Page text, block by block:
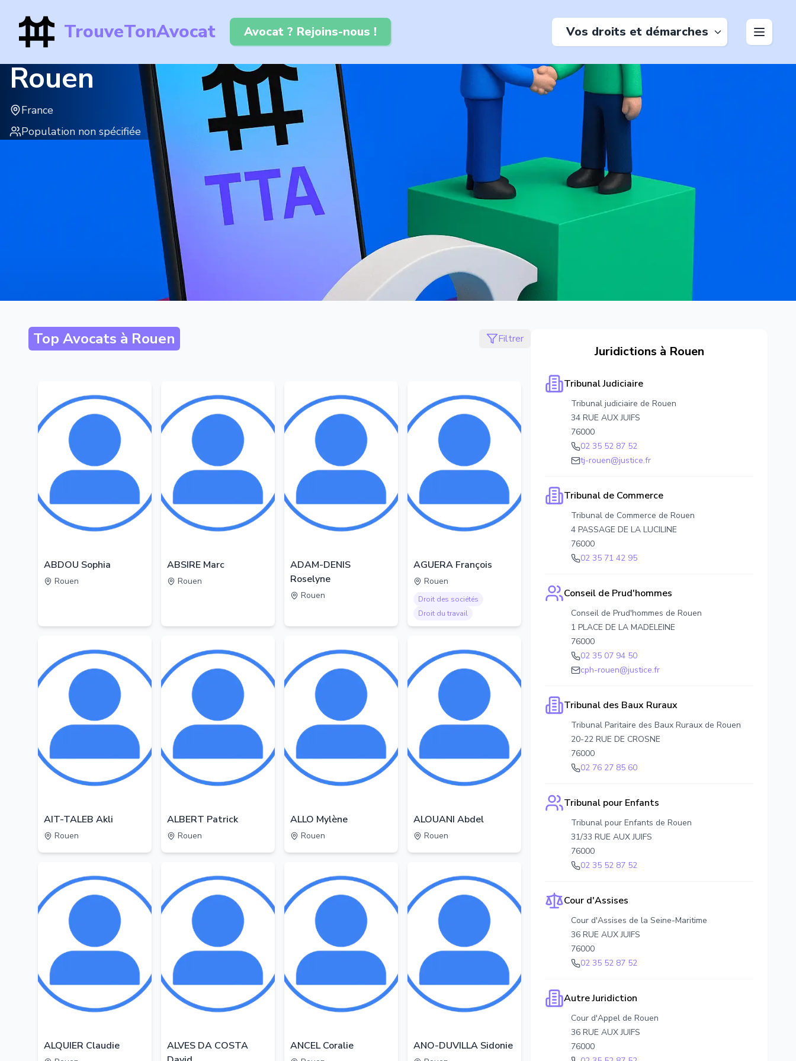
TrouveTonAvocat Avocat ? Rejoins-nous ! Vos droits et démarches
Rouen
France
Population non spécifiée
Top Avocats à Rouen Filtrer
ABDOU Sophia
Rouen
ABSIRE Marc
Rouen
ADAM-DENIS
Roselyne
Rouen
AGUERA François
Rouen
Droit des sociétés
Droit du travail
AIT-TALEB Akli
Rouen
ALBERT Patrick
Rouen
ALLO Mylène
Rouen
ALOUANI Abdel
Rouen
ALQUIER Claudie
ALVES DA COSTA
ANCEL Coralie ANO-DUVILLA Sidonie
Juridictions à Rouen
Tribunal Judiciaire
Tribunal judiciaire de Rouen
34 RUE AUX JUIFS
76000
02 35 52 87 52
tj-rouen@justice.fr
Tribunal de Commerce
Tribunal de Commerce de Rouen
4 PASSAGE DE LA LUCILINE
76000
02 35 71 42 95
Conseil de Prud'hommes
Conseil de Prud'hommes de Rouen
1 PLACE DE LA MADELEINE
76000
02 35 07 94 50
cph-rouen@justice.fr
Tribunal des Baux Ruraux
Tribunal Paritaire des Baux Ruraux de Rouen
20-22 RUE DE CROSNE
76000
02 76 27 85 60
Tribunal pour Enfants
Tribunal pour Enfants de Rouen
31/33 RUE AUX JUIFS
76000
02 35 52 87 52
Cour d'Assises
Cour d'Assises de la Seine-Maritime
36 RUE AUX JUIFS
76000
02 35 52 87 52
Autre Juridiction
Cour d'Appel de Rouen
36 RUE AUX JUIFS
76000